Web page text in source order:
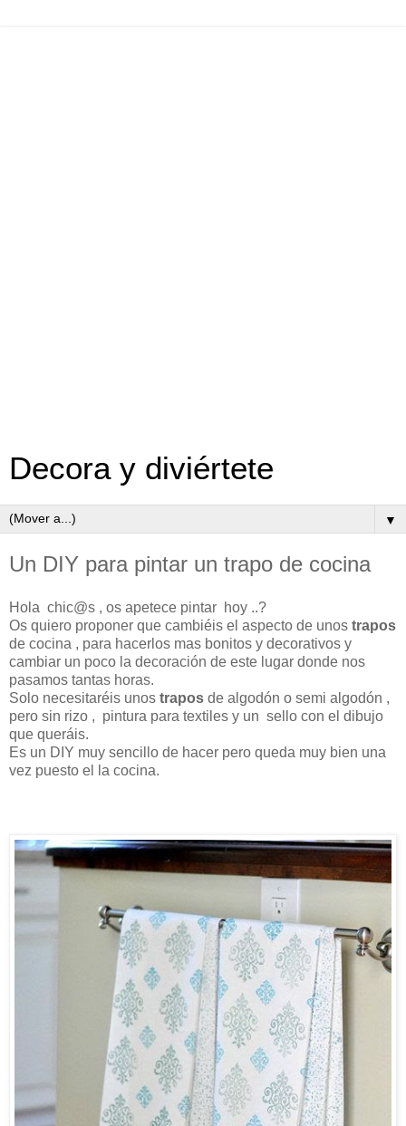
Decora y diviértete
▼
Un DIY para pintar un trapo de cocina
Hola chic@s , os apetece pintar hoy ..?
Os quiero proponer que cambiéis el aspecto de unos trapos
de cocina , para hacerlos mas bonitos y decorativos y
cambiar un poco la decoración de este lugar donde nos
pasamos tantas horas.
Solo necesitaréis unos trapos de algodón o semi algodón ,
pero sin rizo , pintura para textiles y un sello con el dibujo
que queráis.
Es un DIY muy sencillo de hacer pero queda muy bien una
vez puesto el la cocina.